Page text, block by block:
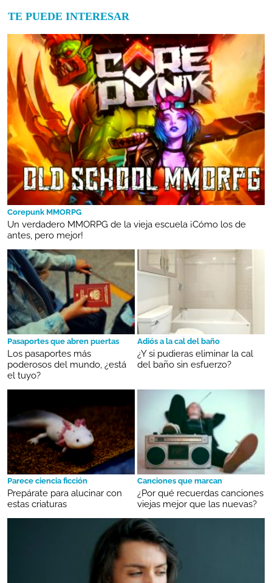
TE PUEDE INTERESAR
Corepunk MMORPG
Un verdadero MMORPG de la vieja escuela ¡Cómo los de
antes, pero mejor!
Pasaportes que abren puertas
Los pasaportes más
poderosos del mundo, ¿está
el tuyo?
Adiós a la cal del baño
¿Y si pudieras eliminar la cal
del baño sin esfuerzo?
Parece ciencia ficción
Prepárate para alucinar con
estas criaturas
Canciones que marcan
¿Por qué recuerdas canciones
viejas mejor que las nuevas?